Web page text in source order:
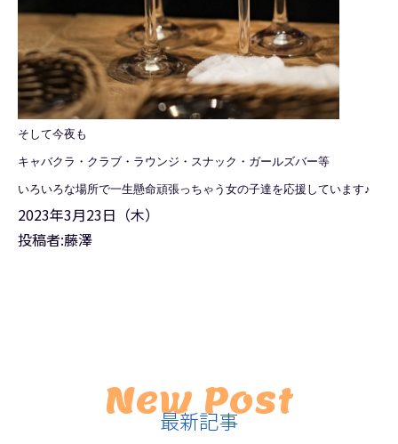
そして今夜も
キャバクラ・クラブ・ラウンジ・スナック・ガールズバー等
いろいろな場所で一生懸命頑張っちゃう女の子達を応援しています♪
2023年3月23日（木）
投稿者:藤澤
New Post
最新記事